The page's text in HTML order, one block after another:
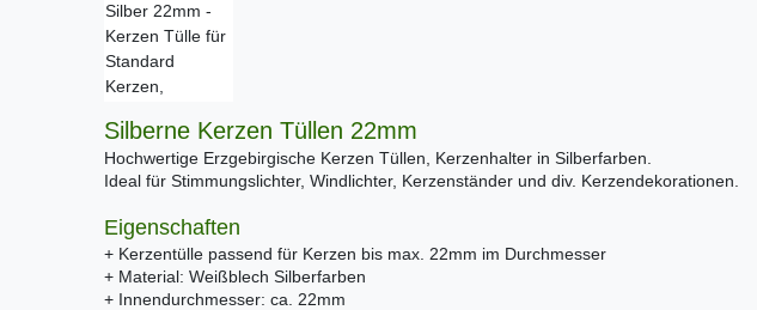
Silberne Kerzen Tüllen 22mm
Hochwertige Erzgebirgische Kerzen Tüllen, Kerzenhalter in Silberfarben.
Ideal für Stimmungslichter, Windlichter, Kerzenständer und div. Kerzendekorationen.
Eigenschaften
+ Kerzentülle passend für Kerzen bis max. 22mm im Durchmesser
+ Material: Weißblech Silberfarben
+ Innendurchmesser: ca. 22mm